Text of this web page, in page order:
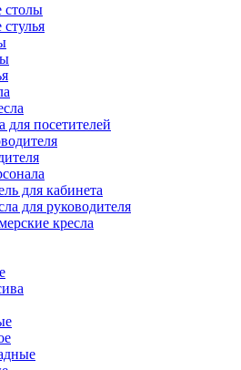
столы
для посетителей
для кабинета
для руководителя
кресла